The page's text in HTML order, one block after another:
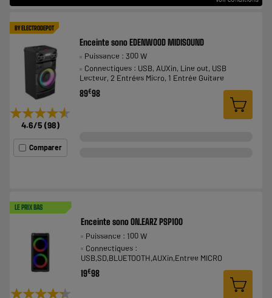
BY ELECTRODEPOT
★★★★★
★★★★★
4.6/5 (98)
Comparer
Enceinte sono EDENWOOD MIDISOUND
Puissance : 300 W
Connectiques : USB, AUXin, Line out, USB
Lecteur, 2 Entrées Micro, 1 Entrée Guitare
89€98
LE PRIX BAS
★★★★★
★★★★★
Enceinte sono ON.EARZ PSP100
Puissance : 100 W
Connectiques :
USB,SD,BLUETOOTH,AUXin,Entree MICRO
19€98